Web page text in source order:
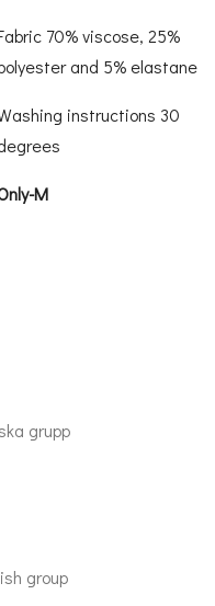
70% viscose, 25%
and 5% elastane
instructions 30
M
grupp
group